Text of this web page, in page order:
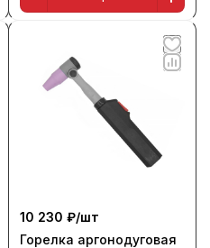
10 230 ₽/шт
Горелка аргонодуговая